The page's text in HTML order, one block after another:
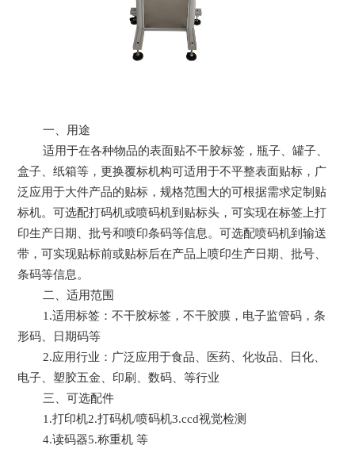
一、用途
适用于在各种物品的表面贴不干胶标签，瓶子、罐子、
盒子、纸箱等，更换覆标机构可适用于不平整表面贴标，广
泛应用于大件产品的贴标，规格范围大的可根据需求定制贴
标机。可选配打码机或喷码机到贴标头，可实现在标签上打
印生产日期、批号和喷印条码等信息。可选配喷码机到输送
带，可实现贴标前或贴标后在产品上喷印生产日期、批号、
条码等信息。
二、适用范围
1.适用标签：不干胶标签，不干胶膜，电子监管码，条
形码、日期码等
2.应用行业：广泛应用于食品、医药、化妆品、日化、
电子、塑胶五金、印刷、数码、等行业
三、可选配件
1.打印机2.打码机/喷码机3.ccd视觉检测
4.读码器5.称重机 等